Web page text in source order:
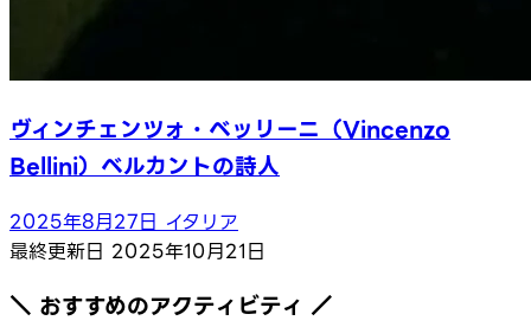
ヴィンチェンツォ・ベッリーニ（Vincenzo
Bellini）ベルカントの詩人
2025年8月27日 イタリア
最終更新日 2025年10月21日
＼ おすすめのアクティビティ ／